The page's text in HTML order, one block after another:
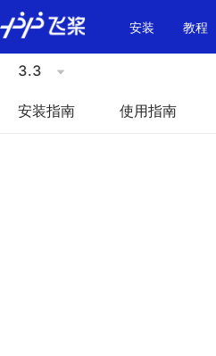
\u200E
安装
教程
3.3
安装指南 使用指南